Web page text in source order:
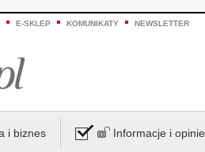
E-SKLEP KOMUNIKATY NEWSLETTER
i biznes Informacje i opinie